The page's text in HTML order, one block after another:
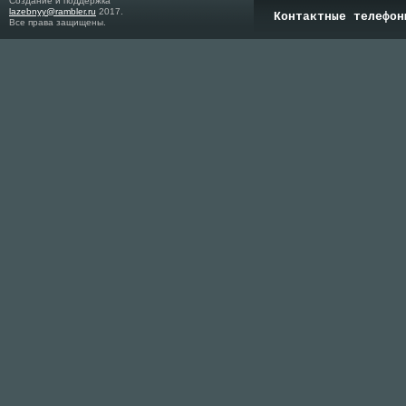
lazebnyy@rambler.ru 2017.
Все права защищены.
Контактные